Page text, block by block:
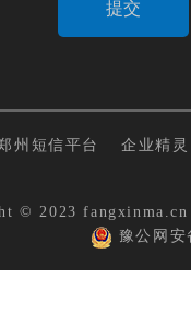
州短信平台 企业精灵
© 2023 fangxinma.cn
豫公网安